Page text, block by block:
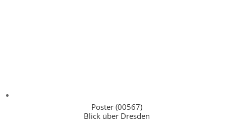
Poster (00567)
Blick über Dresden